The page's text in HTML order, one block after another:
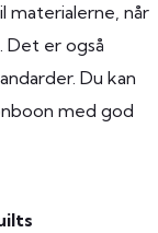
materialerne, når
er også
Du kan
med god